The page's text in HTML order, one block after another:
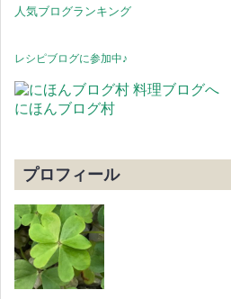
人気ブログランキング
レシピブログに参加中♪
にほんブログ村
プロフィール